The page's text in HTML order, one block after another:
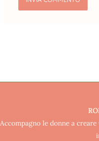
Accompagno le donne a